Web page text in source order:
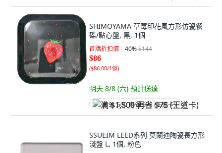
SHIMOYAMA 草莓印花風方形仿瓷餐
碟/點心盤, 黑, 1個
首購折扣價 40%$144
$86
($86.00/1個)
明天 8/8 (六) 預計送達
满 $1,500 再省 $75 (王道卡)
SSUEIM LEED系列 莫蘭迪陶瓷長方形
淺盤 L, 1個, 粉色